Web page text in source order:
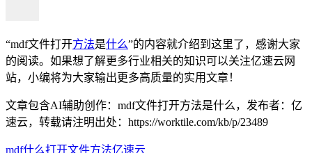
“mdf文件打开方法是什么”的内容就介绍到这里了，感谢大家
的阅读。如果想了解更多行业相关的知识可以关注亿速云网
站，小编将为大家输出更多高质量的实用文章！
文章包含AI辅助创作：mdf文件打开方法是什么，发布者：亿
速云，转载请注明出处： https://worktile.com/kb/p/23489
mdf什么打开文件方法亿速云